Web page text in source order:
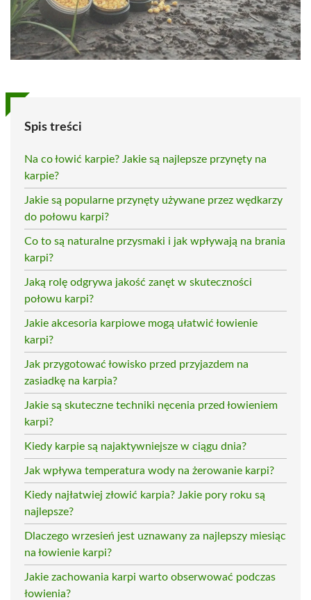
Spis treści
Na co łowić karpie? Jakie są najlepsze przynęty na
karpie?
Jakie są popularne przynęty używane przez wędkarzy
do połowu karpi?
Co to są naturalne przysmaki i jak wpływają na brania
karpi?
Jaką rolę odgrywa jakość zanęt w skuteczności
połowu karpi?
Jakie akcesoria karpiowe mogą ułatwić łowienie
karpi?
Jak przygotować łowisko przed przyjazdem na
zasiadkę na karpia?
Jakie są skuteczne techniki nęcenia przed łowieniem
karpi?
Kiedy karpie są najaktywniejsze w ciągu dnia?
Jak wpływa temperatura wody na żerowanie karpi?
Kiedy najłatwiej złowić karpia? Jakie pory roku są
najlepsze?
Dlaczego wrzesień jest uznawany za najlepszy miesiąc
na łowienie karpi?
Jakie zachowania karpi warto obserwować podczas
łowienia?